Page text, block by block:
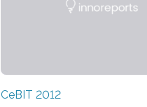
CeBIT 2012